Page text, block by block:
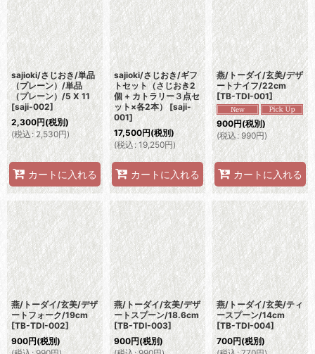
sajioki/さじおき/単品
（プレーン）/単品
（プレーン）/5 X 11
[saji-002]
2,300円(税別)
(税込 : 2,530円)
カートに入れる
sajioki/さじおき/ギフ
トセット（さじおき2
個 + カトラリー３点セ
ット×各2本） [saji-
001]
17,500円(税別)
(税込: 19,250円)
カートに入れる
燕/トーダイ/玄美/デザ
ートナイフ/22cm
[TB-TDI-001]
900円(税別)
(税込: 990円)
カートに入れる
燕/トーダイ/玄美/デザ
ートフォーク/19cm
[TB-TDI-002]
900円(税別)
燕/トーダイ/玄美/デザ
ートスプーン/18.6cm
[TB-TDI-003]
900円(税別)
燕/トーダイ/玄美/ティ
ースプーン/14cm
[TB-TDI-004]
700円(税別)